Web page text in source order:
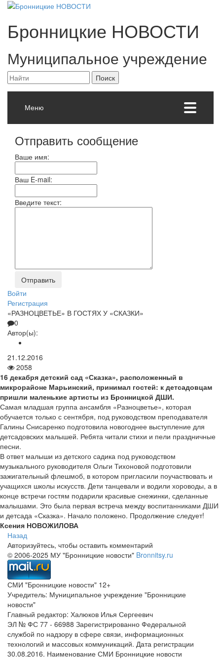
Бронницкие НОВОСТИ
Муниципальное учреждение
Меню
Отправить сообщение
Ваше имя:
Ваш E-mail:
Введите текст:
Войти
Регистрация
«РАЗНОЦВЕТЬЕ» В ГОСТЯХ У «СКАЗКИ»
0
Автор(ы):
21.12.2016
2058
16 декабря детский сад «Сказка», расположенный в
микрорайоне Марьинский, принимал гостей: к детсадовцам
пришли маленькие артисты из Бронницкой ДШИ.
Самая младшая группа ансамбля «Разноцветье», которая
обучается только с сентября, под руководством преподавателя
Галины Снисаренко подготовила новогоднее выступление для
детсадовских малышей. Ребята читали стихи и пели праздничные
песни.
В ответ малыши из детского садика под руководством
музыкального руководителя Ольги Тихоновой подготовили
зажигательный флешмоб, в котором пригласили поучаствовать и
учащихся школы искусств. Дети танцевали и водили хороводы, а в
конце встречи гостям подарили красивые снежинки, сделанные
малышами. Это была первая встреча между воспитанниками ДШИ
и детсада «Сказка». Начало положено. Продолжение следует!
Ксения НОВОЖИЛОВА
Назад
Авторизуйтесь, чтобы оставить комментарий
© 2006-2025 МУ "Бронницкие новости" Bronnitsy.ru
СМИ "Бронницкие новости" 12+
Учредитель: Муниципальное учреждение "Бронницкие
новости"
Главный редактор: Халюков Илья Сергеевич
ЭЛ № ФС 77 - 66988 Зарегистрированно Федеральной
службой по надзору в сфере связи, информационных
технологий и массовых коммуникаций. Дата регистрации
30.08.2016. Наименование СМИ Бронницкие новости